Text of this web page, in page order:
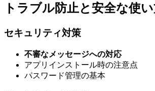
トラブル防止と安全な使
セキュリティ対策
不審なメッセージへの対応
アプリインストール時の注意点
パスワード管理の基本